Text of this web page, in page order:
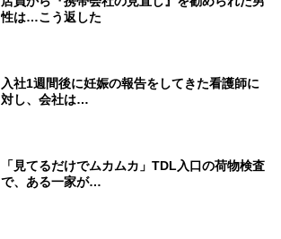
性は…こう返した
入社1週間後に妊娠の報告をしてきた看護師に
対し、会社は…
「見てるだけでムカムカ」TDL入口の荷物検査
で、ある一家が…